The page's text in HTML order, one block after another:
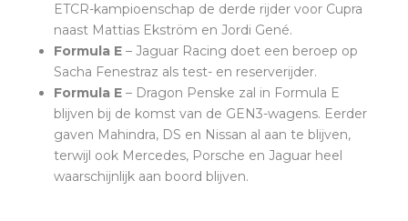
ETCR-kampioenschap de derde rijder voor Cupra
naast Mattias Ekström en Jordi Gené.
Formula E – Jaguar Racing doet een beroep op
Sacha Fenestraz als test- en reserverijder.
Formula E – Dragon Penske zal in Formula E
blijven bij de komst van de GEN3-wagens. Eerder
gaven Mahindra, DS en Nissan al aan te blijven,
terwijl ook Mercedes, Porsche en Jaguar heel
waarschijnlijk aan boord blijven.